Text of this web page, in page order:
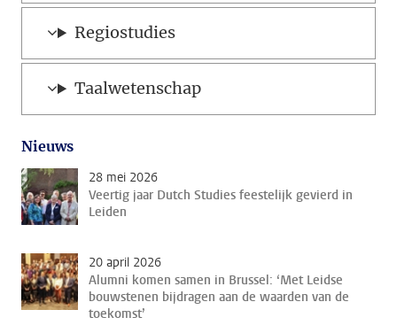
Regiostudies
Taalwetenschap
Nieuws
28 mei 2026
Veertig jaar Dutch Studies feestelijk gevierd in
Leiden
20 april 2026
Alumni komen samen in Brussel: ‘Met Leidse
bouwstenen bijdragen aan de waarden van de
toekomst’